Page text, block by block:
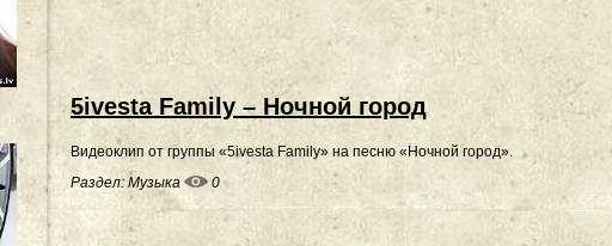
5ivesta Family – Ночной город
Видеоклип от группы «5ivesta Family» на песню «Ночной город».
Раздел: Музыка 0